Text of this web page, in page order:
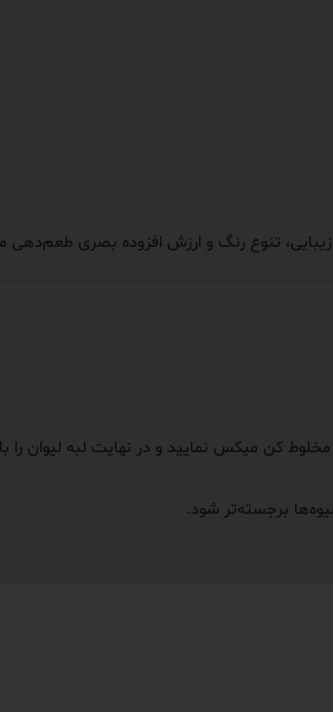
زیبایی، تنوع رنگ و ارزش افزوده بصری
کن میکس نمایید و در نهایت لبه لیوان را
برجسته‌تر شود.